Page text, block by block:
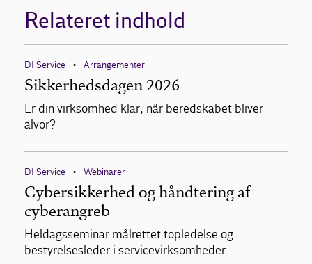
Relateret indhold
DI Service • Arrangementer
Sikkerhedsdagen 2026
Er din virksomhed klar, når beredskabet bliver
alvor?
DI Service • Webinarer
Cybersikkerhed og håndtering af
cyberangreb
Heldagsseminar målrettet topledelse og
bestyrelsesleder i servicevirksomheder